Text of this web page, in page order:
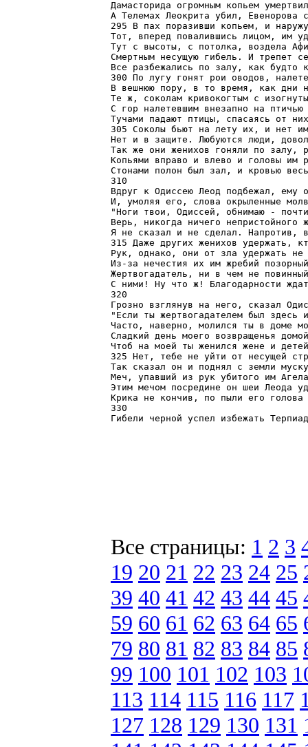
Дамасторида огромным копьем
А Телемах Леокрита убил, Евенорова
295 В пах поразивши копьем, и
Тот, вперед повалившись лицом, им
Тут с высоты, с потолка, воздела
Смертным несущую гибель. И трепет
Все разбежались по залу, как будто
300 По лугу гонят рои оводов,
В вешнюю пору, в то время, как дни
Те ж, соколам кривокогтым с
С гор налетевшим внезапно на
Тучами падают птицы, спасаясь от
305 Соколы бьют на лету их, и нет
Нет и в защите. Любуются люди,
Так же они женихов гоняли по залу,
Копьями вправо и влево и головы им
Стонами полон был зал, и кровью
310
Вдруг к Одиссею Леод подбежал, ему
И, умоляя его, слова окрыленные
"Ноги твои, Одиссей, обнимаю -
Верь, никогда ничего непристойного
Я не сказал и не сделал. Напротив,
315 Даже других женихов удержать,
Рук, однако, они от зла удержать не
Из-за нечестия их им жребий
Жертвогадатель, ни в чем не
С ними! Ну что ж! Благодарности
320
Грозно взглянув на него, сказал
"Если ты жертвогадателем был здесь
Часто, наверно, молился ты в доме
Сладкий день моего возвращенья
Чтоб на моей ты женился жене и
325 Нет, тебе не уйти от несущей
Так сказал он и поднял с земли
Меч, упавший из рук убитого им
Этим мечом посредине он шеи Леода
Крика не кончив, по пыли его голова
330
Гибели черной успел избежать
Все страницы: 1 2 3
19 20 21 22 23 24 25
39 40 41 42 43 44 45
59 60 61 62 63 64 65
79 80 81 82 83 84 85
99 100 101 102 103
113 114 115 116 117
127 128 129 130 131